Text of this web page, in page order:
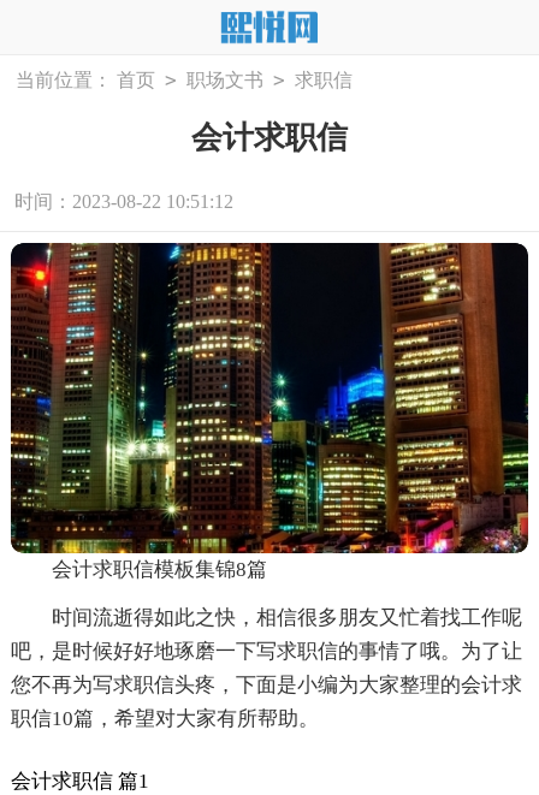
当前位置： 首页 > 职场文书 > 求职信
会计求职信
时间：2023-08-22 10:51:12
会计求职信模板集锦8篇
时间流逝得如此之快，相信很多朋友又忙着找工作呢
吧，是时候好好地琢磨一下写求职信的事情了哦。为了让
您不再为写求职信头疼，下面是小编为大家整理的会计求
职信10篇，希望对大家有所帮助。
会计求职信 篇1